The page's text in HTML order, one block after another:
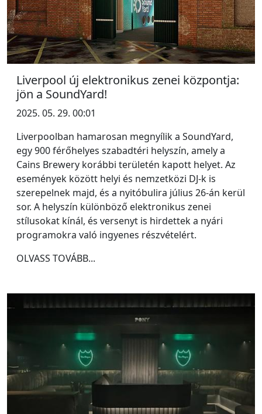
Liverpool új elektronikus zenei központja:
jön a SoundYard!
2025. 05. 29. 00:01
Liverpoolban hamarosan megnyílik a SoundYard,
egy 900 férőhelyes szabadtéri helyszín, amely a
Cains Brewery korábbi területén kapott helyet. Az
események között helyi és nemzetközi DJ-k is
szerepelnek majd, és a nyitóbulira július 26-án kerül
sor. A helyszín különböző elektronikus zenei
stílusokat kínál, és versenyt is hirdettek a nyári
programokra való ingyenes részvételért.
OLVASS TOVÁBB...